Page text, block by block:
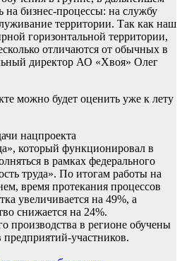
на бизнес-процессы: на службу
территории. Так как наш
горизонтальной территории,
отличаются от обычных в
директор АО «Хвоя» Олег
можно будет оценить уже к лету
нацпроекта
который функционировал в
в рамках федерального
труда». По итогам работы на
время протекания процессов
увеличивается на 49%, а
снижается на 24%.
производства в регионе обучены
предприятий-участников.